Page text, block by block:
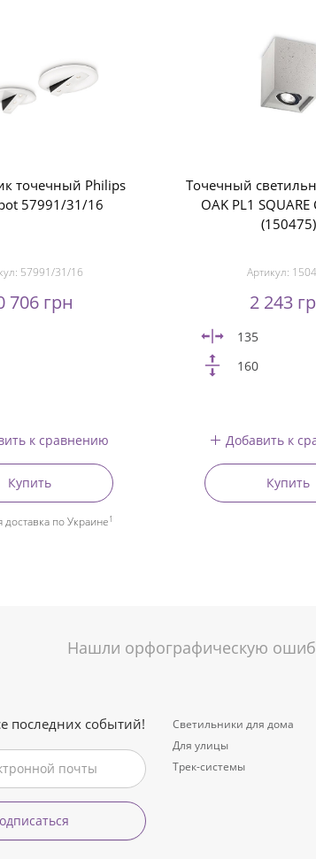
точечный Philips
57991/31/16
57991/31/16
706 грн
к сравнению
Купить
доставка по Украине1
Точечный
OAK PL1 SQUARE
(150475)
Артикул:
2 243
135
160
Добавить к
Купить
Нашли орфографическую
последних событий!
Светильники для дома
Для улицы
Трек-системы